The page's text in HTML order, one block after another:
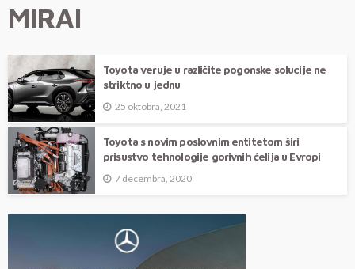
MIRAI
Toyota veruje u različite pogonske solucije ne
striktno u jednu
25 oktobra, 2021
Toyota s novim poslovnim entitetom širi
prisustvo tehnologije gorivnih ćelija u Evropi
7 decembra, 2020